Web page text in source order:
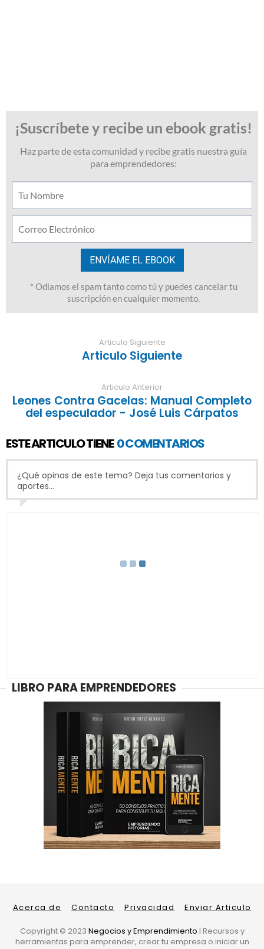
Articulo Siguiente
Articulo Siguiente
Articulo Anterior
Leones Contra Gacelas: Manual Completo
del especulador - José Luis Cárpatos
ESTE ARTICULO TIENE 0 COMENTARIOS
¿Qué opinas de este tema? Deja tus comentarios y
aportes...
LIBRO PARA EMPRENDEDORES
Acerca de Contacto Privacidad Enviar Articulo
Copyright © 2023 Negocios y Emprendimiento | Recursos y
herramientas para emprender, crear tu empresa o iniciar un